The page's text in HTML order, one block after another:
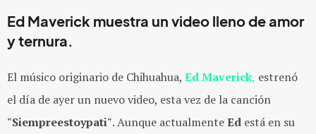
Ed Maverick muestra un video lleno de amor
y ternura.
El músico originario de Chihuahua, Ed Maverick, estrenó
el día de ayer un nuevo video, esta vez de la canción
"Siempreestoypati". Aunque actualmenteEd está en su